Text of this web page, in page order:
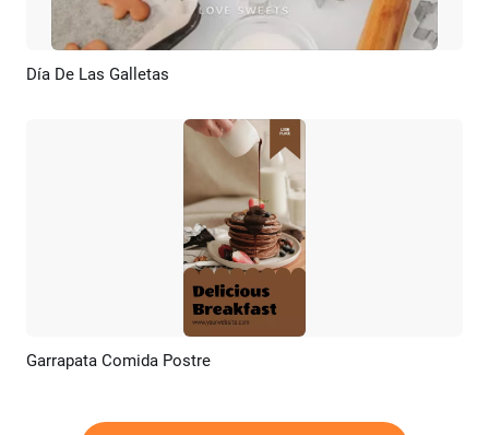
Previsualizar
Día De Las Galletas
Previsualizar
Garrapata Comida Postre